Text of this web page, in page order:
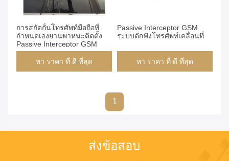
การสกัดกั้นโทรศัพท์มือถือที่
กำหนดเองยานพาหนะติดตั้ง
Passive Interceptor GSM
หา ราคา ที่ ดี ที่สุด
Passive Interceptor GSM
ระบบดักฟังโทรศัพท์เคลื่อนที่
หา ราคา ที่ ดี ที่สุด
1
ส่งข้อสอบ